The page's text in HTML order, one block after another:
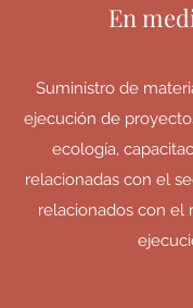
En
Suministro de
ejecución de
ecología,
relacionadas con el
relacionados con el